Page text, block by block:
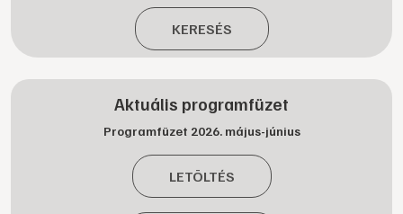
KERESÉS
Aktuális programfüzet
Programfüzet 2026. május-június
LETÖLTÉS